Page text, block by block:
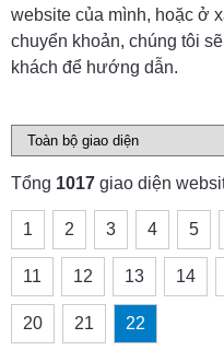
website của mình, hoặc ở
chuyển khoản, chúng tôi
khách để hướng dẫn.
Tổng 1017 giao diện
1 2 3 4 5
11 12 13 14
20 21 22